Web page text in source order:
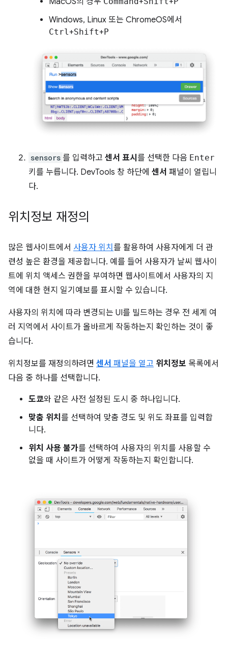
Windows, Linux 또는 ChromeOS에서
Ctrl+Shift+P
sensors 를 입력하고 센서 표시 를 선택한 다음 Enter
키를 누릅니다. DevTools 창 하단에 센서 패널이 열립니
다.
위치정보 재정의
많은 웹사이트에서 사용자 위치 를 활용하여 사용자에게 더 관
련성 높은 환경을 제공합니다. 예를 들어 사용자가 날씨 웹사이
트에 위치 액세스 권한을 부여하면 웹사이트에서 사용자의 지
역에 대한 현지 일기예보를 표시할 수 있습니다.
사용자의 위치에 따라 변경되는 UI를 빌드하는 경우 전 세계 여
러 지역에서 사이트가 올바르게 작동하는지 확인하는 것이 좋
습니다.
위치정보를 재정의하려면 센서 패널을 열고 위치정보 목록에서
다음 중 하나를 선택합니다.
도쿄와 같은 사전 설정된 도시 중 하나입니다.
맞춤 위치 를 선택하여 맞춤 경도 및 위도 좌표를 입력합
니다.
위치 사용 불가를 선택하여 사용자의 위치를 사용할 수
없을 때 사이트가 어떻게 작동하는지 확인합니다.